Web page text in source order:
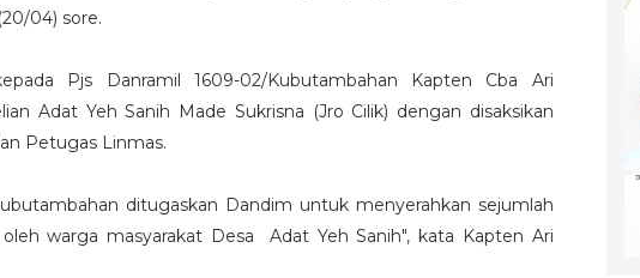
04) sore.
Pjs Danramil 1609-02/Kubutambahan Kapten Cba Ari
Adat Yeh Sanih Made Sukrisna (Jro Cilik) dengan disaksikan
Petugas Linmas.
ditugaskan Dandim untuk menyerahkan sejumlah
warga masyarakat Desa Adat Yeh Sanih", kata Kapten Ari